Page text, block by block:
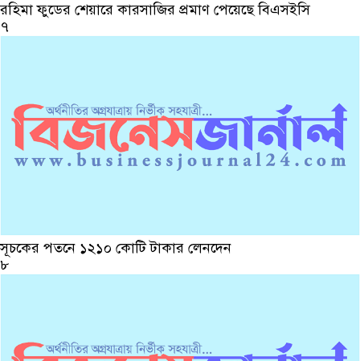
রহিমা ফুডের শেয়ারে কারসাজির প্রমাণ পেয়েছে বিএসইসি
৭
সূচকের পতনে ১২১০ কোটি টাকার লেনদেন
৮